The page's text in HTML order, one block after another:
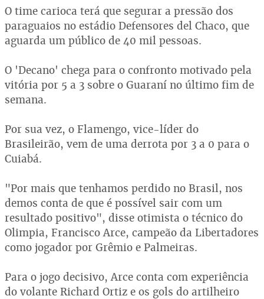
O time carioca terá que segurar a pressão dos
paraguaios no estádio Defensores del Chaco, que
aguarda um público de 40 mil pessoas.
O 'Decano' chega para o confronto motivado pela
vitória por 5 a 3 sobre o Guaraní no último fim de
semana.
Por sua vez, o Flamengo, vice-líder do
Brasileirão, vem de uma derrota por 3 a 0 para o
Cuiabá.
"Por mais que tenhamos perdido no Brasil, nos
demos conta de que é possível sair com um
resultado positivo", disse otimista o técnico do
Olimpia, Francisco Arce, campeão da Libertadores
como jogador por Grêmio e Palmeiras.
Para o jogo decisivo, Arce conta com experiência
do volante Richard Ortiz e os gols do artilheiro